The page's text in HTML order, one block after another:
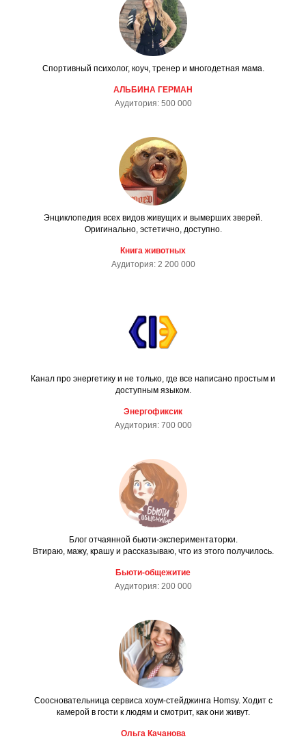
Cпортивный психолог, коуч, тренер и многодетная мама.
АЛЬБИНА ГЕРМАН
Аудитория: 500 000
Энциклопедия всех видов живущих и вымерших зверей.
Оригинально, эстетично, доступно.
Книга животных
Аудитория: 2 200 000
Канал про энергетику и не только, где все написано простым и
доступным языком.
Энергофиксик
Аудитория: 700 000
Блог отчаянной бьюти-экспериментаторки.
Втираю, мажу, крашу и рассказываю, что из этого получилось.
Бьюти-общежитие
Аудитория: 200 000
Соосновательница сервиса хоум-стейджинга Homsy. Ходит с
камерой в гости к людям и смотрит, как они живут.
Ольга Качанова